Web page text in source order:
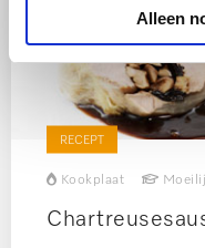
Alleen
RECEPT
Kookplaat